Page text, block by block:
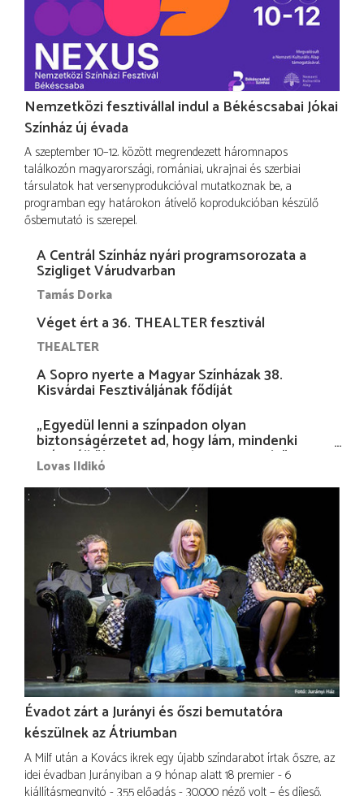
Nemzetközi fesztivállal indul a Békéscsabai Jókai
Színház új évada
A szeptember 10–12. között megrendezett háromnapos
találkozón magyarországi, romániai, ukrajnai és szerbiai
társulatok hat versenyprodukcióval mutatkoznak be, a
programban egy határokon átívelő koprodukcióban készülő
ősbemutató is szerepel.
A Centrál Színház nyári programsorozata a
Szigliget Várudvarban
Tamás Dorka
Véget ért a 36. THEALTER fesztivál
THEALTER
A Sopro nyerte a Magyar Színházak 38.
Kisvárdai Fesztiváljának fődíját
„Egyedül lenni a színpadon olyan
biztonságérzetet ad, hogy lám, mindenki
más nélkül is megvagyok magammal…”
Lovas Ildikó
Évadot zárt a Jurányi és őszi bemutatóra
készülnek az Átriumban
A Milf után a Kovács ikrek egy újabb színdarabot írtak őszre, az
idei évadban Jurányiban a 9 hónap alatt 18 premier - 6